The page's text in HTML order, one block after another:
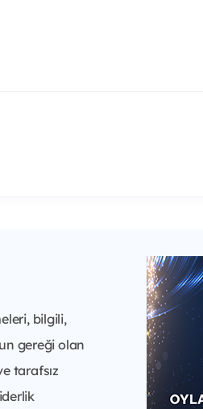
bilgili,
gereği olan
tarafsız